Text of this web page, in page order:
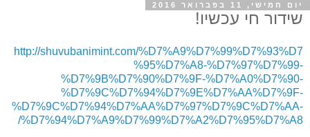
יום חמישי, 11 בפברואר 2016
שידור חי עכשיו!
http://shuvubanimint.com/%D7%A9%D7%99%D7%93%D7
%95%D7%A8-%D7%97%D7%99-
%D7%9B%D7%90%D7%9F-%D7%A0%D7%90-
%D7%9C%D7%94%D7%9E%D7%AA%D7%9F-
%D7%9C%D7%94%D7%AA%D7%97%D7%9C%D7%AA-
%D7%94%D7%A9%D7%99%D7%A2%D7%95%D7%A8/